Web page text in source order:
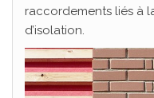
raccordements liés à
d’isolation.